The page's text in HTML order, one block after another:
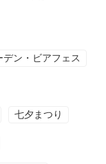
デン・ビアフェス
七夕まつり